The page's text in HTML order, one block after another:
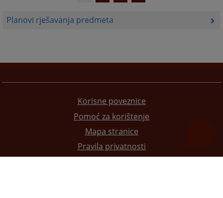
Planovi rješavanja predmeta
Korisne poveznice
Pomoć za korištenje
Mapa stranice
Pravila privatnosti